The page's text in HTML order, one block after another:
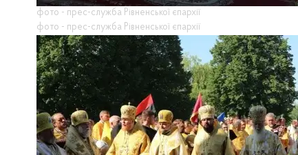
фото - прес-служба Рівненської єпархії
фото - прес-служба Рівненської єпархії